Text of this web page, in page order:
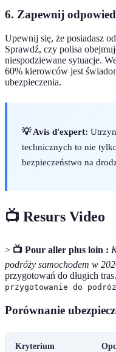
6. Zapewnij
Upewnij się, że posiadasz
Sprawdź, czy polisa
niespodziewane sytuacje.
60% kierowców jest
ubezpieczenia.
💡 Avis d'expert:
technicznych to nie
bezpieczeństwo na
📺 Resurs Video
> 📺 Pour aller plus loin :
podróży samochodem w
przygotowań do długich
przygotowanie do
Porównanie
Kryterium